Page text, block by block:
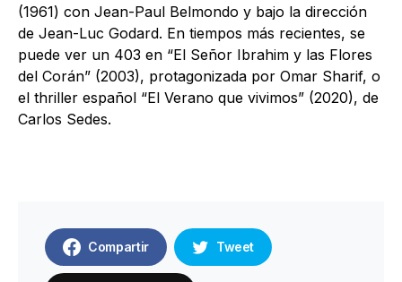
(1961) con Jean-Paul Belmondo y bajo la dirección
de Jean-Luc Godard. En tiempos más recientes, se
puede ver un 403 en “El Señor Ibrahim y las Flores
del Corán” (2003), protagonizada por Omar Sharif, o
el thriller español “El Verano que vivimos” (2020), de
Carlos Sedes.
Compartir Tweet